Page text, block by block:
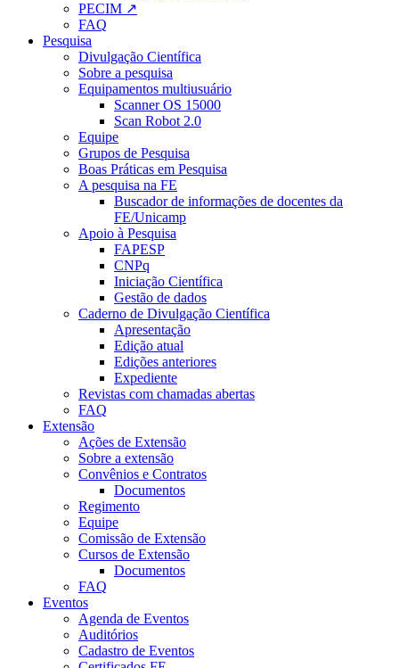
PECIM ↗
FAQ
Pesquisa
Divulgação Científica
Sobre a pesquisa
Equipamentos multiusuário
Scanner OS 15000
Scan Robot 2.0
Equipe
Grupos de Pesquisa
Boas Práticas em Pesquisa
A pesquisa na FE
Buscador de informações de docentes da
FE/Unicamp
Apoio à Pesquisa
FAPESP
CNPq
Iniciação Científica
Gestão de dados
Caderno de Divulgação Científica
Apresentação
Edição atual
Edições anteriores
Expediente
Revistas com chamadas abertas
FAQ
Extensão
Ações de Extensão
Sobre a extensão
Convênios e Contratos
Documentos
Regimento
Equipe
Comissão de Extensão
Cursos de Extensão
Documentos
FAQ
Eventos
Agenda de Eventos
Auditórios
Cadastro de Eventos